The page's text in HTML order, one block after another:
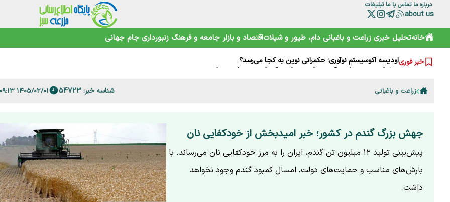
درباره ما تماس با ما تبلیغات
about us
خانهتحلیل خبری زراعت و باغبانی دام، طیور و شیلاتاقتصاد و بازار جامعه و فرهنگ زنبورداری جام جهانی
خبر فوری
نقش HACCP در ارتقای ایمنی غذایی و کاهش خطرات تولید
تقویم نوغانداری در ایران چگونه تعیین می‌شود؟
درختان مهندسی‌شده؛ آینده تولید بیوپلاستیک‌های دوستدار محیط‌زیست
مرگ تدریجی نگین آذربایجان؛ چرا کلید نجات ارومیه در مزارع است؟
زراعت و باغبانی شناسه خبر: 54723 ۱۴۰۵/۰۲/۰۱ ۱۳:۰۹:۱۳
جهش بزرگ گندم در کشور؛ خبر امیدبخش از خودکفایی نان
پیش‌بینی تولید ۱۲ میلیون تن گندم، ایران را به مرز خودکفایی نان می‌رساند. با
بارش‌های مناسب و حمایت‌های دولت، امسال کمبود گندم وجود نخواهد
داشت.